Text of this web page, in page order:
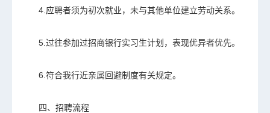
4.应聘者须为初次就业，未与其他单位建立劳动关系。
5.过往参加过招商银行实习生计划，表现优异者优先。
6.符合我行近亲属回避制度有关规定。
四、招聘流程